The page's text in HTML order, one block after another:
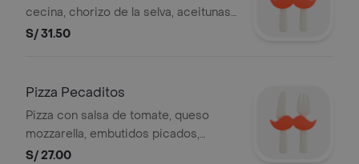
cecina, chorizo de la selva, aceitunas,
pimiento, 4 slices
S/ 31.50
Pizza Pecaditos
Pizza con salsa de tomate, queso
mozzarella, embutidos picados,
aceitunas y pimiento. 4 porciones.
S/ 27.00